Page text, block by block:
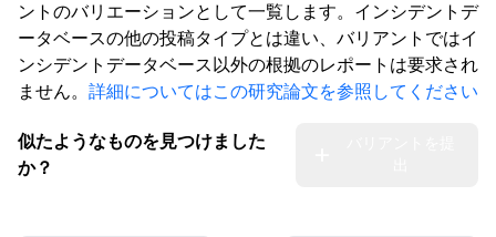
ントのバリエーションとして一覧します。インシデントデ
ータベースの他の投稿タイプとは違い、バリアントではイ
ンシデントデータベース以外の根拠のレポートは要求され
ません。 詳細についてはこの研究論文を参照してください
似たようなものを見つけました
か？